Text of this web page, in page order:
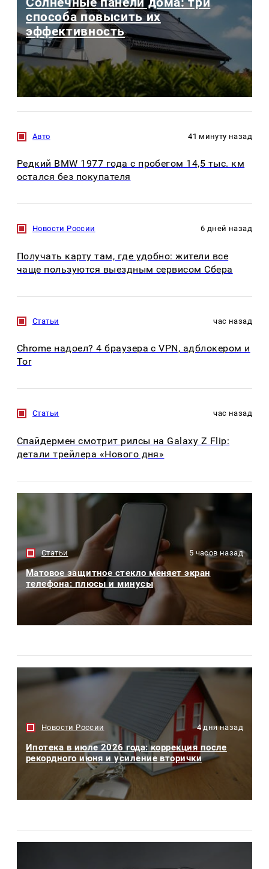
способа повысить их
эффективность
Авто 41 минуту назад
Редкий BMW 1977 года с пробегом 14,5 тыс. км
остался без покупателя
Новости России 6 дней назад
Получать карту там, где удобно: жители все
чаще пользуются выездным сервисом Сбера
Статьи час назад
Chrome надоел? 4 браузера с VPN, адблокером и
Tor
Статьи час назад
Спайдермен смотрит рилсы на Galaxy Z Flip:
детали трейлера «Нового дня»
Статьи 5 часов назад
Матовое защитное стекло меняет экран
телефона: плюсы и минусы
Новости России 4 дня назад
Ипотека в июле 2026 года: коррекция после
рекордного июня и усиление вторички